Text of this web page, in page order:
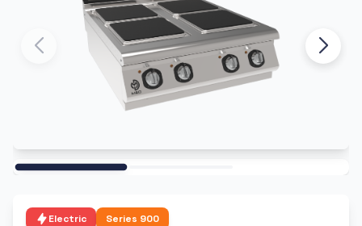
Electric Series 900